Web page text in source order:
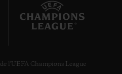
l'UEFA Champions League